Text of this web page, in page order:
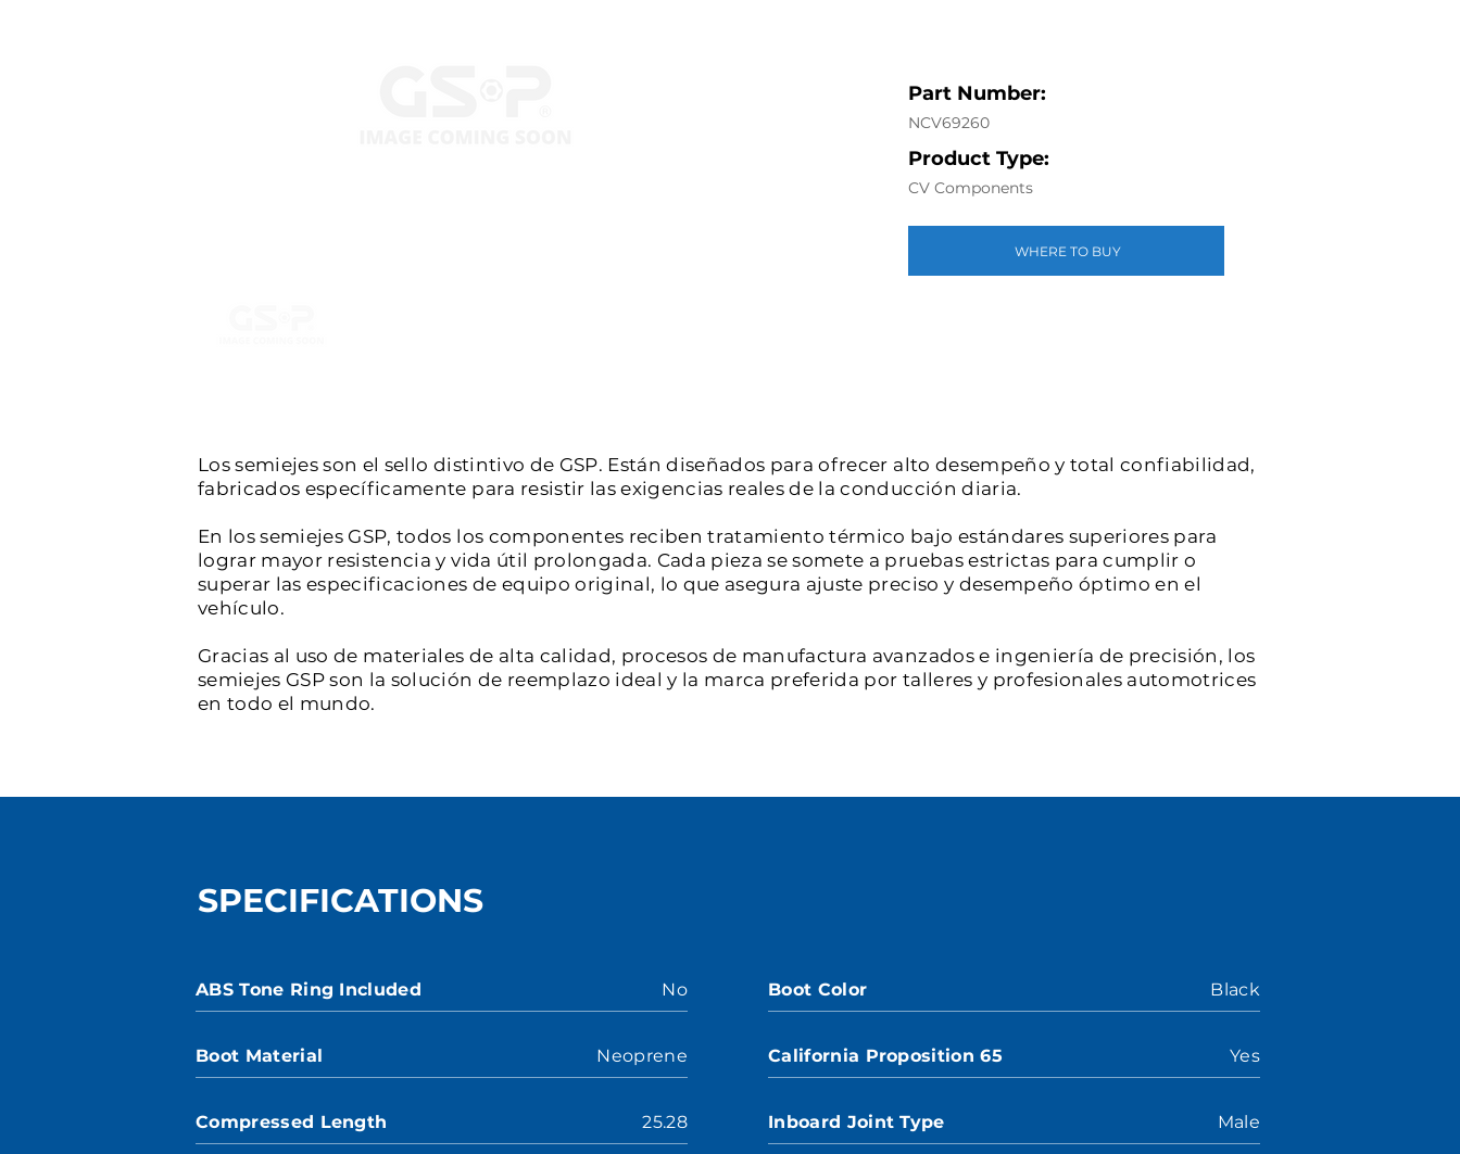
Part Number:
NCV69260
Product Type:
CV Components
WHERE TO BUY
Los semiejes son el sello distintivo de GSP. Están diseñados para ofrecer alto desempeño y total confiabilidad,
fabricados específicamente para resistir las exigencias reales de la conducción diaria.
En los semiejes GSP, todos los componentes reciben tratamiento térmico bajo estándares superiores para
lograr mayor resistencia y vida útil prolongada. Cada pieza se somete a pruebas estrictas para cumplir o
superar las especificaciones de equipo original, lo que asegura ajuste preciso y desempeño óptimo en el
vehículo.
Gracias al uso de materiales de alta calidad, procesos de manufactura avanzados e ingeniería de precisión, los
semiejes GSP son la solución de reemplazo ideal y la marca preferida por talleres y profesionales automotrices
en todo el mundo.
SPECIFICATIONS
ABS Tone Ring Included No
Boot Material Neoprene
Compressed Length 25.28
Boot Color Black
California Proposition 65 Yes
Inboard Joint Type Male